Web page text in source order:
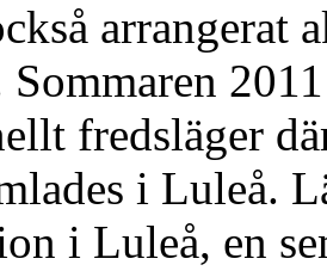
arrangerat
Sommaren
fredsläger
i Luleå.
i Luleå, en